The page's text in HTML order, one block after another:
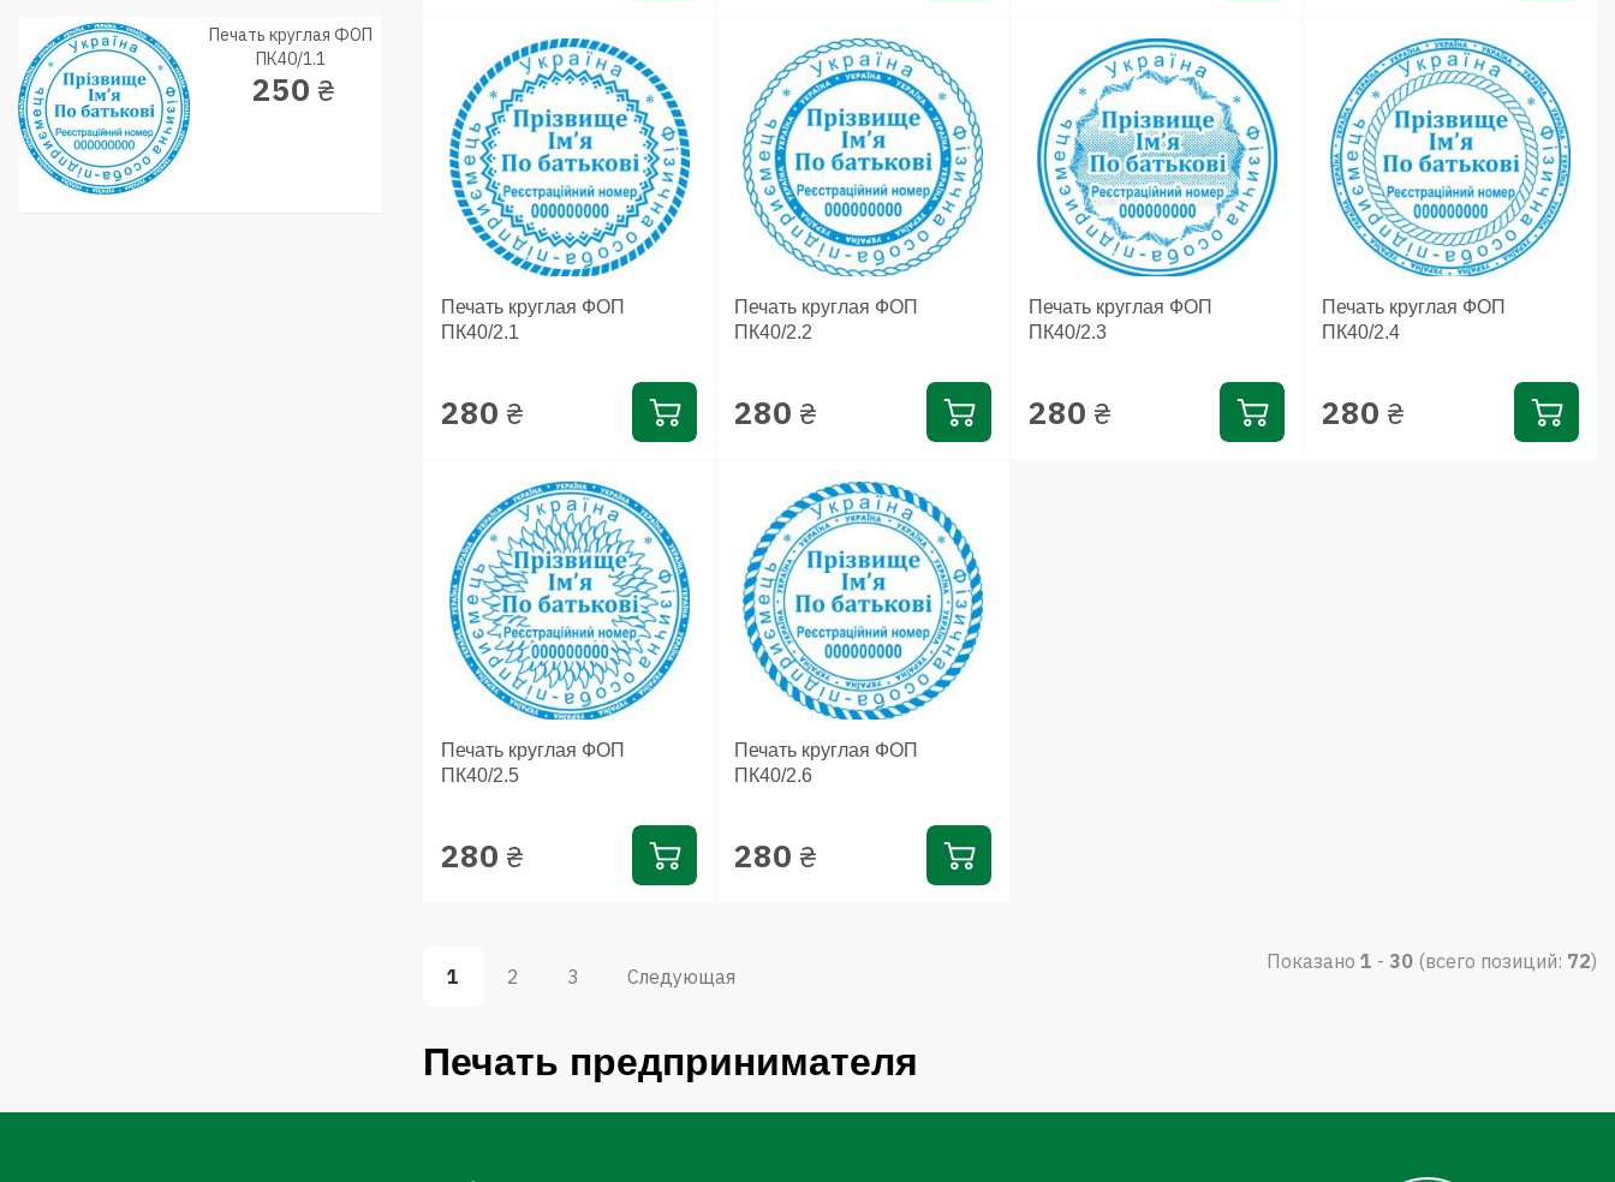
Печать круглая ФОП
ПК40/2.1
280 ₴
Печать круглая ФОП
ПК40/2.2
280 ₴
Печать круглая ФОП
ПК40/2.3
280 ₴
Печать круглая ФОП
ПК40/2.4
280 ₴
Печать круглая ФОП
ПК40/2.5
280 ₴
Печать круглая ФОП
ПК40/2.6
280 ₴
1 2 3 Следующая
Показано 1 - 30 (всего позиций: 72)
Печать предпринимателя
Печать круглая ФОП
ПК40/1.1
250 ₴